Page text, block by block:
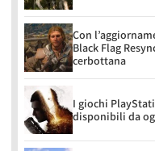
Con
Black Flag
cerbottana
I giochi
disponibili da